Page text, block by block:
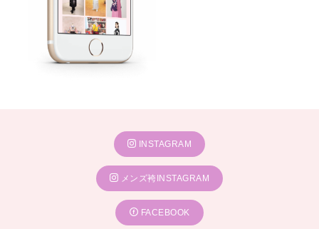
INSTAGRAM
メンズ袴INSTAGRAM
FACEBOOK